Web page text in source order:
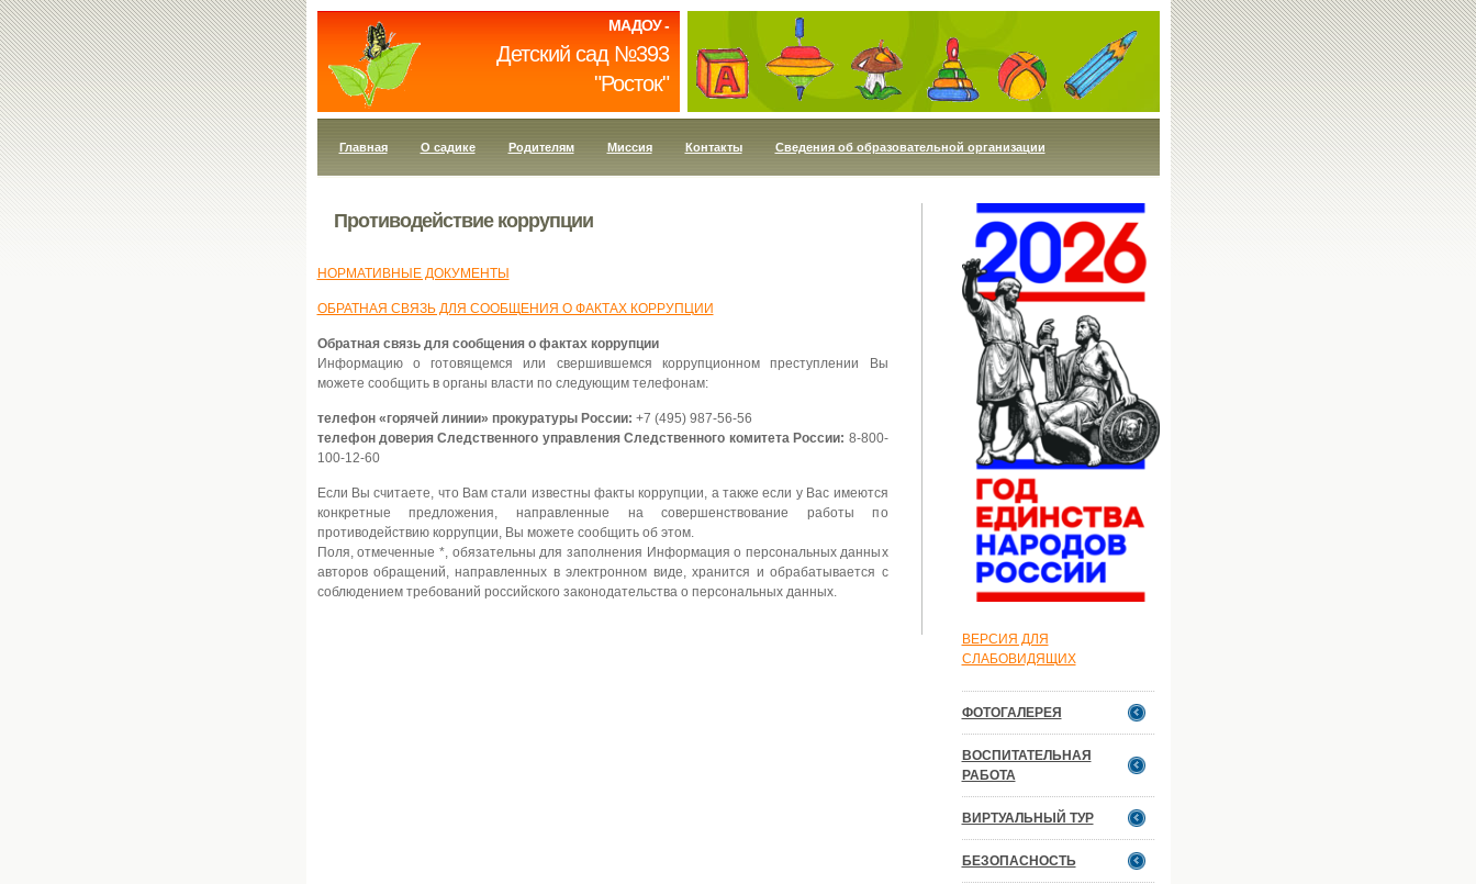
МАДОУ -
Детский сад №393
"Росток"
Главная О садике Родителям Миссия Контакты Сведения об образовательной организации
Противодействие коррупции
НОРМАТИВНЫЕ ДОКУМЕНТЫ
ОБРАТНАЯ СВЯЗЬ ДЛЯ СООБЩЕНИЯ О ФАКТАХ КОРРУПЦИИ
Обратная связь для сообщения о фактах коррупции
Информацию о готовящемся или свершившемся коррупционном преступлении Вы
можете сообщить в органы власти по следующим телефонам:
телефон «горячей линии» прокуратуры России: +7 (495) 987-56-56
телефон доверия Следственного управления Следственного комитета России: 8-800-
100-12-60
Если Вы считаете, что Вам стали известны факты коррупции, а также если у Вас имеются
конкретные предложения, направленные на совершенствование работы по
противодействию коррупции, Вы можете сообщить об этом.
Поля, отмеченные *, обязательны для заполнения Информация о персональных данных
авторов обращений, направленных в электронном виде, хранится и обрабатывается с
соблюдением требований российского законодательства о персональных данных.
ВЕРСИЯ ДЛЯ
СЛАБОВИДЯЩИХ
ФОТОГАЛЕРЕЯ
ВОСПИТАТЕЛЬНАЯ
РАБОТА
ВИРТУАЛЬНЫЙ ТУР
БЕЗОПАСНОСТЬ